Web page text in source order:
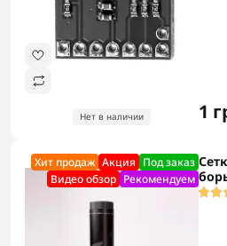
Нет в наличии 1
Хит продаж Акция Под заказ
Видео обзор Рекомендуем